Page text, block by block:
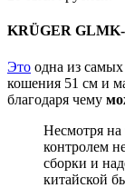
KRÜGER GLMK-
Это одна из
кошения 51 см и
благодаря чему
Несмотря на
контролем
сборки и
китайской